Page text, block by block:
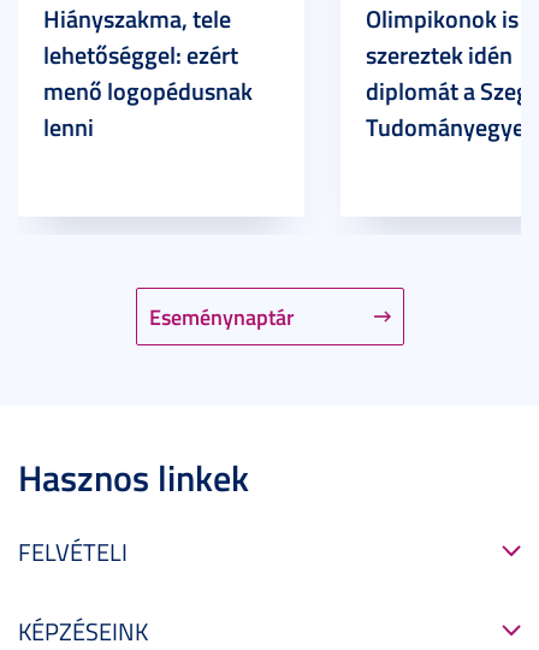
Eseménynaptár
Hiányszakma, tele
lehetőséggel: ezért
menő logopédusnak
lenni
Olimpikonok is
szereztek idén
diplomát a
Hasznos linkek
FELVÉTELI
KÉPZÉSEINK